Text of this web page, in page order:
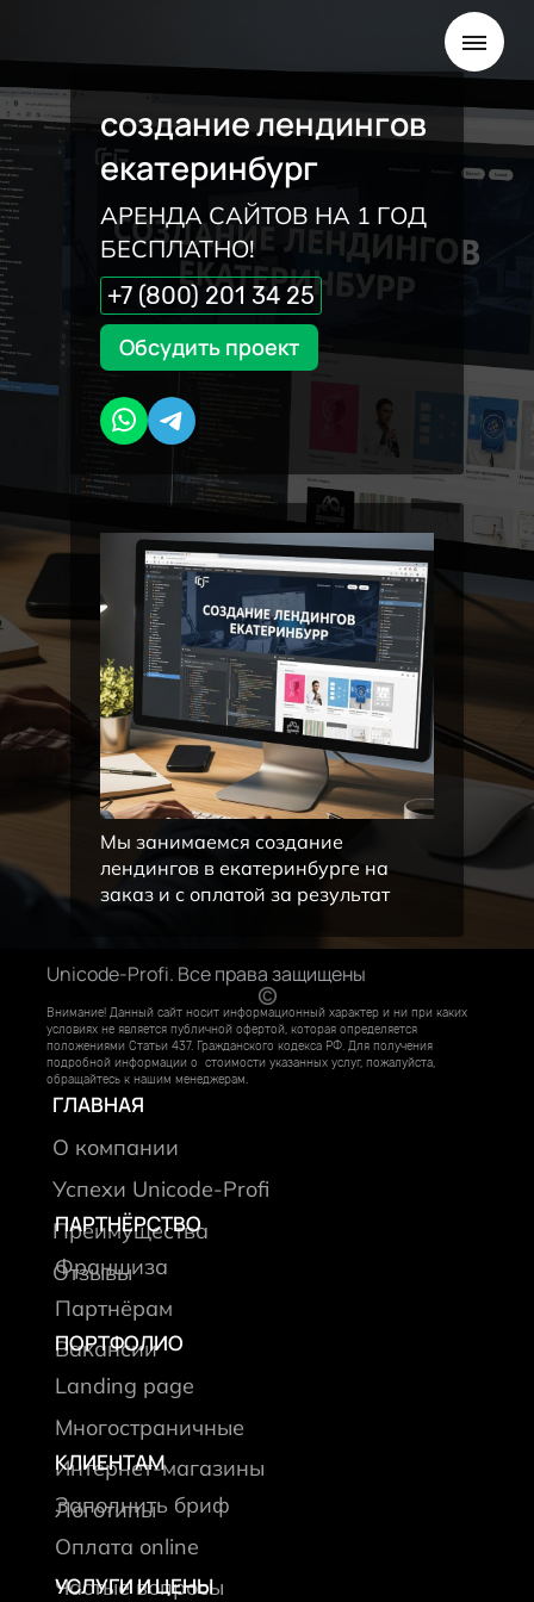
создание лендингов
екатеринбург
АРЕНДА САЙТОВ НА 1 ГОД
БЕСПЛАТНО!
+7 (800) 201 34 25
Обсудить проект
Мы занимаемся создание
лендингов в екатеринбурге на
заказ и с оплатой за результат
Unicode-Profi. Все права защищены
Внимание! Данный сайт носит информационный характер и ни при каких
условиях не является публичной офертой, которая определяется
положениями Статьи 437. Гражданского кодекса РФ. Для получения
подробной информации о стоимости указанных услуг, пожалуйста,
обращайтесь к нашим менеджерам.
ГЛАВНАЯ
О компании
Успехи Unicode-Profi
Преимущества
Отзывы
ПАРТНЁРСТВО
Франшиза
Партнёрам
Вакансии
ПОРТФОЛИО
Landing page
Многостраничные
Интернет-магазины
Логотипы
КЛИЕНТАМ
Заполнить бриф
Оплата online
Частые вопросы
УСЛУГИ И ЦЕНЫ